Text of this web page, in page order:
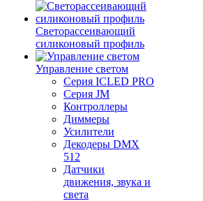
Светорассеивающий
силиконовый профиль
Управление светом
Серия ICLED PRO
Серия JM
Контроллеры
Диммеры
Усилители
Декодеры DMX
512
Датчики
движения, звука и
света